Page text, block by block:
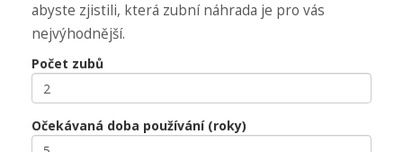
abyste zjistili, která zubní náhrada je pro vás
nejvýhodnější.
Počet zubů
Očekávaná doba používání (roky)